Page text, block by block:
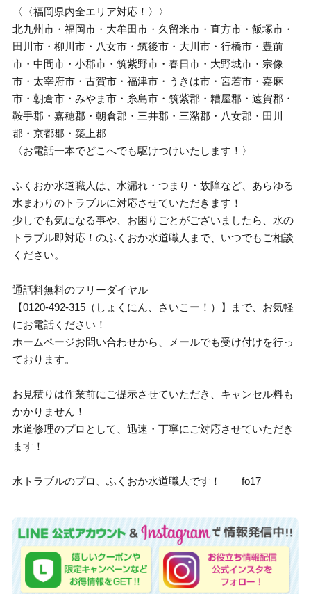
〈〈福岡県内全エリア対応！〉〉
北九州市・福岡市・大牟田市・久留米市・直方市・飯塚市・
田川市・柳川市・八女市・筑後市・大川市・行橋市・豊前
市・中間市・小郡市・筑紫野市・春日市・大野城市・宗像
市・太宰府市・古賀市・福津市・うきは市・宮若市・嘉麻
市・朝倉市・みやま市・糸島市・筑紫郡・糟屋郡・遠賀郡・
鞍手郡・嘉穂郡・朝倉郡・三井郡・三潴郡・八女郡・田川
郡・京都郡・築上郡
〈お電話一本でどこへでも駆けつけいたします！〉
ふくおか水道職人は、水漏れ・つまり・故障など、あらゆる
水まわりのトラブルに対応させていただきます！
少しでも気になる事や、お困りごとがございましたら、水の
トラブル即対応！のふくおか水道職人まで、いつでもご相談
ください。
通話料無料のフリーダイヤル
【0120-492-315（しょくにん、さいこー！）】まで、お気軽
にお電話ください！
ホームページお問い合わせから、メールでも受け付けを行っ
ております。
お見積りは作業前にご提示させていただき、キャンセル料も
かかりません！
水道修理のプロとして、迅速・丁寧にご対応させていただき
ます！
水トラブルのプロ、ふくおか水道職人です！ fo17